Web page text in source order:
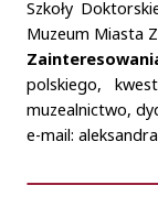
Szkoły
Muzeum Miasta
polskiego,
muzealnictwo,
e-mail: